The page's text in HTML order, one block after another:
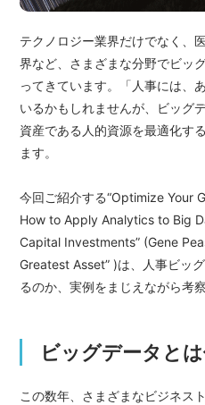
テクノロジー業界だけでなく、
界など、さまざまな分野でビッ
ってきています。「人事には、
いるかもしれませんが、ビッグ
資産である人的資源を最適化す
ます。
今回ご紹介する“Optimize Your
How to Apply Analytics to Big
Capital Investments” (Gene
Greatest Asset” )は、人事ビッ
るのか、実例をまじえながら考
ビッグデータと
この数年、さまざまなビジネス